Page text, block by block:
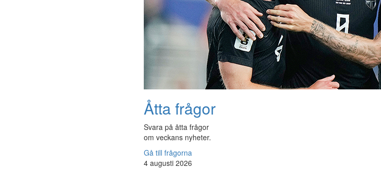
Åtta frågor
Svara på åtta frågor
om veckans nyheter.
Gå till frågorna
4 augusti 2026